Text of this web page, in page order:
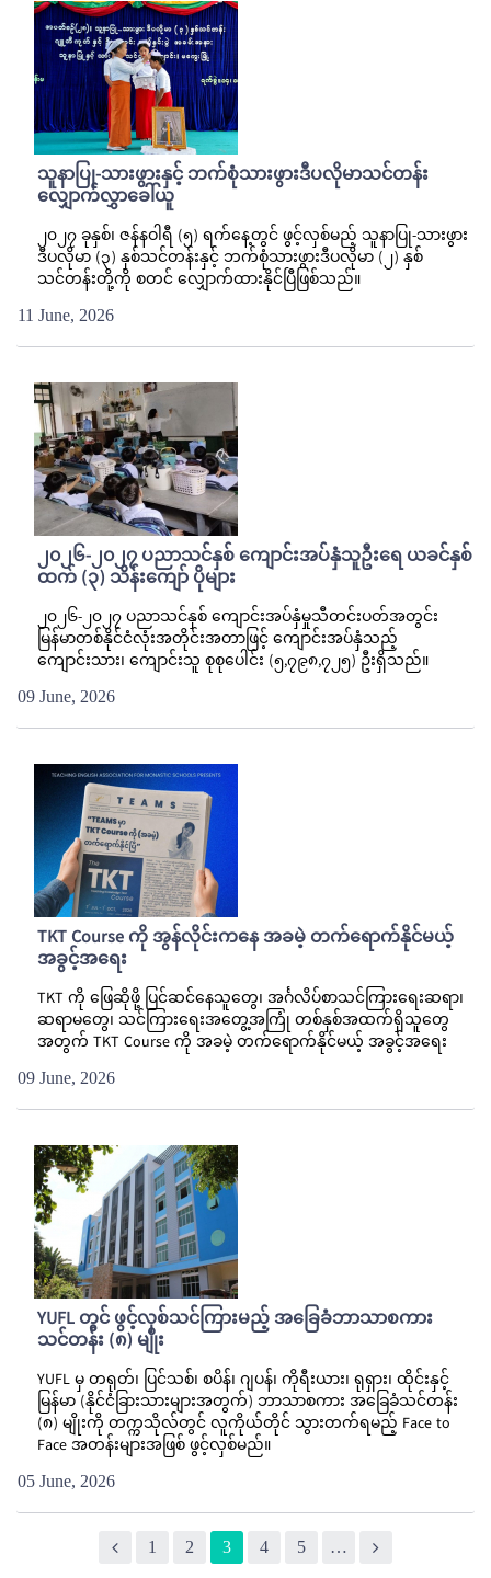
သူနာပြု-သားဖွားနှင့် ဘက်စုံသားဖွားဒီပလိုမာသင်တန်း
လျှောက်လွှာခေါ်ယူ
၂၀၂၇ ခုနှစ်၊ ဇန်နဝါရီ (၅) ရက်နေ့တွင် ဖွင့်လှစ်မည့် သူနာပြု-သားဖွား
ဒီပလိုမာ (၃) နှစ်သင်တန်းနှင့် ဘက်စုံသားဖွားဒီပလိုမာ (၂) နှစ်
သင်တန်းတို့ကို စတင် လျှောက်ထားနိုင်ပြီဖြစ်သည်။
11 June, 2026
၂၀၂၆-၂၀၂၇ ပညာသင်နှစ် ကျောင်းအပ်နှံသူဦးရေ ယခင်နှစ်
ထက် (၃) သိန်းကျော် ပိုများ
၂၀၂၆-၂၀၂၇ ပညာသင်နှစ် ကျောင်းအပ်နှံမှုသီတင်းပတ်အတွင်း
မြန်မာတစ်နိုင်ငံလုံးအတိုင်းအတာဖြင့် ကျောင်းအပ်နှံသည့်
ကျောင်းသား၊ ကျောင်းသူ စုစုပေါင်း (၅,၇၉၈,၇၂၅) ဦးရှိသည်။
09 June, 2026
TKT Course ကို အွန်လိုင်းကနေ အခမဲ့ တက်ရောက်နိုင်မယ့်
အခွင့်အရေး
TKT ကို ဖြေဆိုဖို့ ပြင်ဆင်နေသူတွေ၊ အင်္ဂလိပ်စာသင်ကြားရေးဆရာ၊
ဆရာမတွေ၊ သင်ကြားရေးအတွေ့အကြုံ တစ်နှစ်အထက်ရှိသူတွေ
အတွက် TKT Course ကို အခမဲ့ တက်ရောက်နိုင်မယ့် အခွင့်အရေး
09 June, 2026
YUFL တွင် ဖွင့်လှစ်သင်ကြားမည့် အခြေခံဘာသာစကား
သင်တန်း (၈) မျိုး
YUFL မှ တရုတ်၊ ပြင်သစ်၊ စပိန်၊ ဂျပန်၊ ကိုရီးယား၊ ရုရှား၊ ထိုင်းနှင့်
မြန်မာ (နိုင်ငံခြားသားများအတွက်) ဘာသာစကား အခြေခံသင်တန်း
(၈) မျိုးကို တက္ကသိုလ်တွင် လူကိုယ်တိုင် သွားတက်ရမည့် Face to
Face အတန်းများအဖြစ် ဖွင့်လှစ်မည်။
05 June, 2026
1 2 3 4 5 …